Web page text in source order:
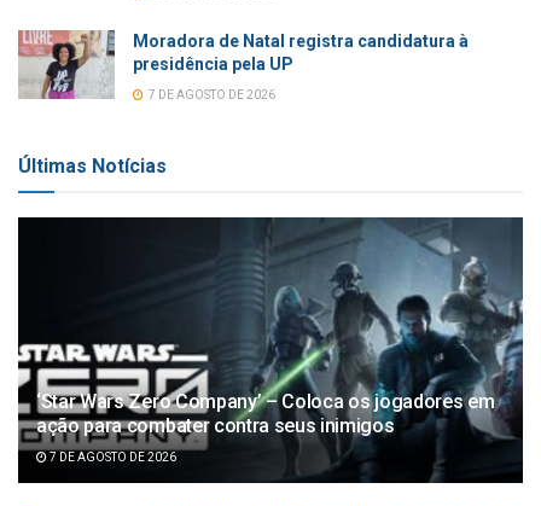
Moradora de Natal registra candidatura à
presidência pela UP
7 DE AGOSTO DE 2026
Últimas Notícias
‘Star Wars Zero Company’ – Coloca os jogadores em
ação para combater contra seus inimigos
7 DE AGOSTO DE 2026